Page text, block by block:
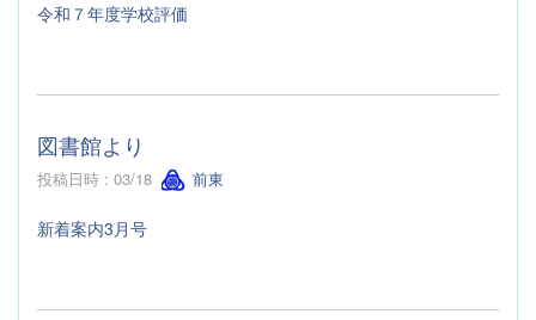
令和７年度学校評価
図書館より
投稿日時 : 03/18 前東
新着案内3月号